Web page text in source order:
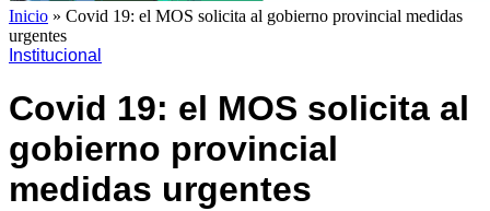
Inicio » Covid 19: el MOS solicita al gobierno provincial medidas
urgentes
Institucional
Covid 19: el MOS solicita al
gobierno provincial
medidas urgentes